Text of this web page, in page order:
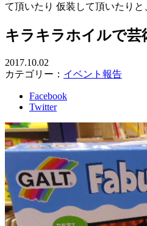
て頂いたり 仮装して頂いたり
キラキラホイルで芸
2017.10.02
カテゴリー： イベント報告
Facebook
Twitter